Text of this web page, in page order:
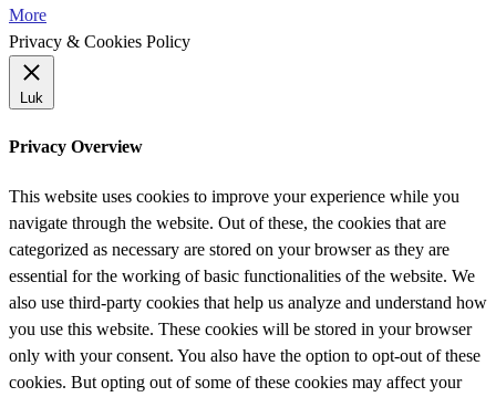
More
Privacy & Cookies Policy
Luk
Privacy Overview
This website uses cookies to improve your experience while you
navigate through the website. Out of these, the cookies that are
categorized as necessary are stored on your browser as they are
essential for the working of basic functionalities of the website. We
also use third-party cookies that help us analyze and understand how
you use this website. These cookies will be stored in your browser
only with your consent. You also have the option to opt-out of these
cookies. But opting out of some of these cookies may affect your